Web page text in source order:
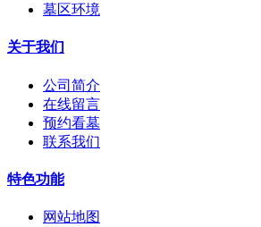
墓区环境
关于我们
公司简介
在线留言
预约看墓
联系我们
特色功能
网站地图